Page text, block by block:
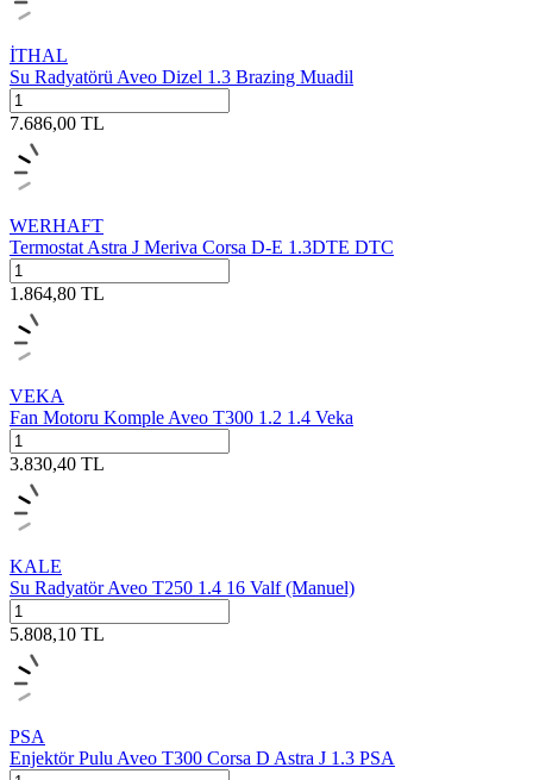
İTHAL
Su Radyatörü Aveo Dizel 1.3 Brazing Muadil
7.686,00 TL
WERHAFT
Termostat Astra J Meriva Corsa D-E 1.3DTE DTC
1.864,80 TL
VEKA
Fan Motoru Komple Aveo T300 1.2 1.4 Veka
3.830,40 TL
KALE
Su Radyatör Aveo T250 1.4 16 Valf (Manuel)
5.808,10 TL
PSA
Enjektör Pulu Aveo T300 Corsa D Astra J 1.3 PSA